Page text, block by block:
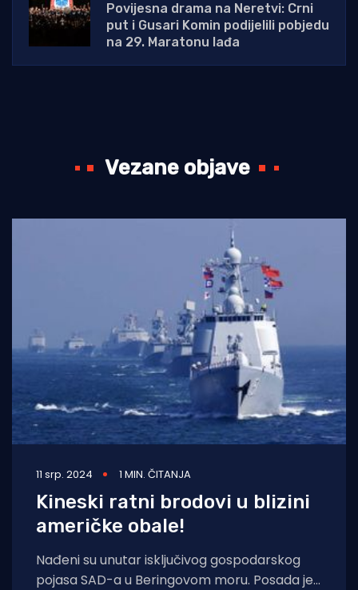
Povijesna drama na Neretvi: Crni
put i Gusari Komin podijelili pobjedu
na 29. Maratonu lađa
Vezane objave
11 srp. 2024 1 MIN. ČITANJA
Kineski ratni brodovi u blizini
američke obale!
Nađeni su unutar isključivog gospodarskog
pojasa SAD-a u Beringovom moru. Posada je